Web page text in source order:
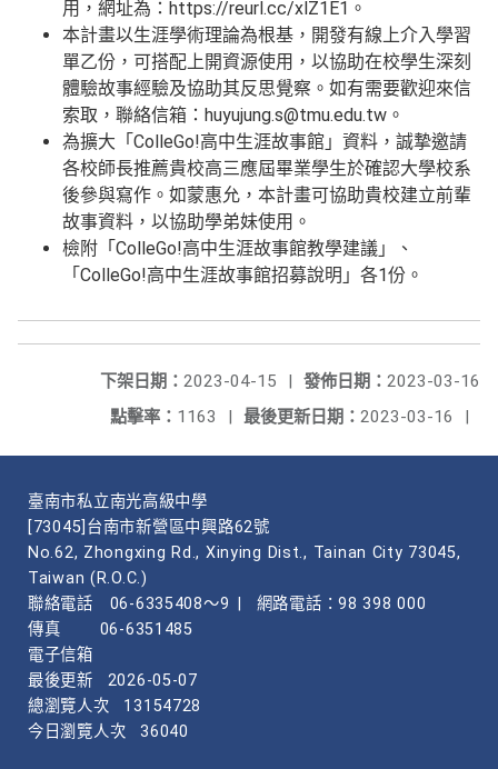
用，網址為：https://reurl.cc/xlZ1E1。
本計畫以生涯學術理論為根基，開發有線上介入學習
單乙份，可搭配上開資源使用，以協助在校學生深刻
體驗故事經驗及協助其反思覺察。如有需要歡迎來信
索取，聯絡信箱：huyujung.s@tmu.edu.tw。
為擴大「ColleGo!高中生涯故事館」資料，誠摯邀請
各校師長推薦貴校高三應屆畢業學生於確認大學校系
後參與寫作。如蒙惠允，本計畫可協助貴校建立前輩
故事資料，以協助學弟妹使用。
檢附「ColleGo!高中生涯故事館教學建議」、
「ColleGo!高中生涯故事館招募說明」各1份。
發佈日期： 2023-03-16
下架日期： 2023-04-15
|
最後更新日期： 2023-03-16 |
點擊率： 1163 |
臺南市私立南光高級中學
[73045]台南市新營區中興路62號
No.62, Zhongxing Rd., Xinying Dist., Tainan City 73045,
Taiwan (R.O.C.)
聯絡電話
06-6335408～9
網路電話：98 398 000
傳真
06-6351485
電子信箱
最後更新
2026-05-07
總瀏覽人次
13154728
今日瀏覽人次
36040